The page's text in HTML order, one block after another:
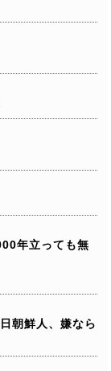
年立っても無
朝鮮人、嫌なら